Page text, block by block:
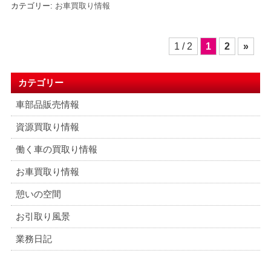
カテゴリー: お車買取り情報
ビ
ゲ
ー
シ
ョ
ン
1 / 2 1 2 »
カテゴリー
車部品販売情報
資源買取り情報
働く車の買取り情報
お車買取り情報
憩いの空間
お引取り風景
業務日記